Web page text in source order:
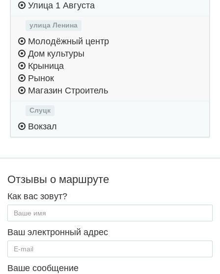
Улица 1 Августа
улица Ленина
Молодёжный центр
Дом культуры
Крыница
Рынок
Магазин Строитель
Слуцк
Вокзал
Отзывы о маршруте
Как вас зовут?
Ваш электронный адрес
Ваше сообщение